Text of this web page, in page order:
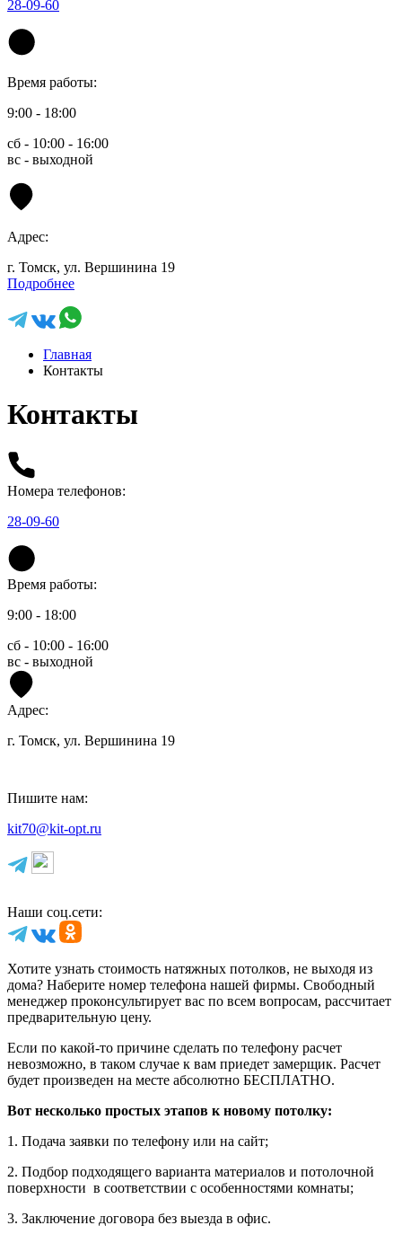
28-09-60
Время работы:
9:00 - 18:00
сб - 10:00 - 16:00
вс - выходной
Адрес:
г. Томск, ул. Вершинина 19
Подробнее
Главная
Контакты
Контакты
Номера телефонов:
28-09-60
Время работы:
9:00 - 18:00
сб - 10:00 - 16:00
вс - выходной
Адрес:
г. Томск, ул. Вершинина 19
Пишите нам:
kit70@kit-opt.ru
Наши соц.сети:
Хотите узнать стоимость натяжных потолков, не выходя из
дома? Наберите номер телефона нашей фирмы. Свободный
менеджер проконсультирует вас по всем вопросам, рассчитает
предварительную цену.
Если по какой-то причине сделать по телефону расчет
невозможно, в таком случае к вам приедет замерщик. Расчет
будет произведен на месте абсолютно БЕСПЛАТНО.
Вот несколько простых этапов к новому потолку:
1. Подача заявки по телефону или на сайт;
2. Подбор подходящего варианта материалов и потолочной
поверхности в соответствии с особенностями комнаты;
3. Заключение договора без выезда в офис.